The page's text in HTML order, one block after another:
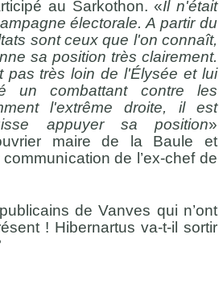
au Sarkothon. «Il n'était
électorale. A partir du
sont ceux que l'on connaît,
sa position très clairement.
pas très loin de l'Élysée et lui
un combattant contre les
l'extrême droite, il est
appuyer sa position»
maire de la Baule et
de l’ex-chef de
de Vanves qui n’ont
! Hibernartus va-t-il sortir